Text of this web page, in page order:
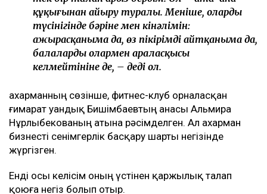
құқығынан айыру туралы. Меніңше, олардың
түсінігінде бәріне мен кінәлімін:
ажырасқаныма да, өз пікірімді айтқаныма да,
балалардың олармен араласқысы
келмейтініне де, – деді ол.
Қахарманның сөзінше, фитнес-клуб орналасқан
ғимарат Қуандық Бишімбаевтың анасы Альмира
Нұрлыбекованың атына рәсімделген. Ал Қахарман
бизнесті сенімгерлік басқару шарты негізінде
жүргізген.
Енді осы келісім оның үстінен қаржылық талап
қоюға негіз болып отыр.